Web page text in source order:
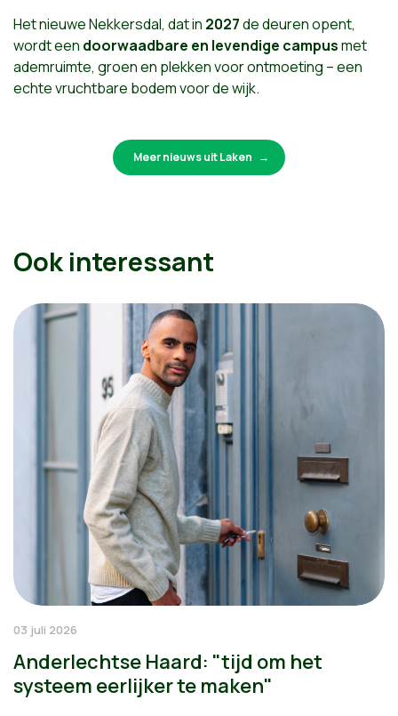
Het nieuwe Nekkersdal, dat in 2027de deuren opent,
wordt een doorwaadbare en levendige campusmet
ademruimte, groen en plekken voor ontmoeting – een
echte vruchtbare bodem voor de wijk.
Meer nieuws uit Laken
Ook interessant
03 juli 2026
Anderlechtse Haard: "tijd om het
systeem eerlijker te maken"